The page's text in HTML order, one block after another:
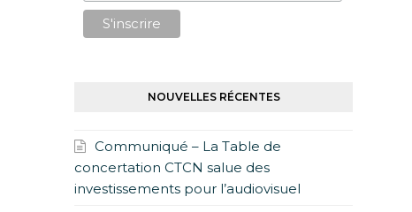
NOUVELLES RÉCENTES
Communiqué – La Table de
concertation CTCN salue des
investissements pour l’audiovisuel